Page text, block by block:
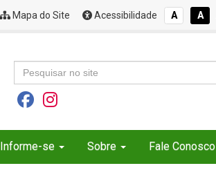
Mapa do Site Acessibilidade A A
Informe-se Sobre Fale Conosco